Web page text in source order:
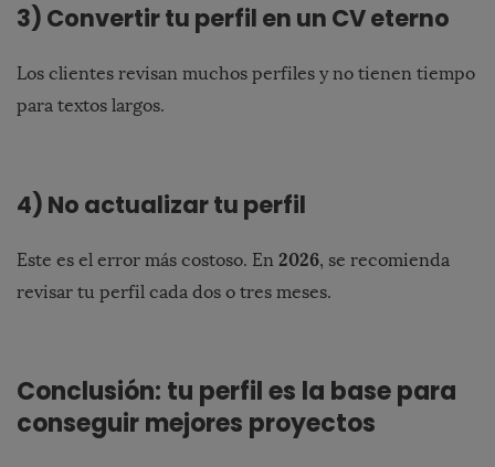
3) Convertir tu perfil en un CV eterno
Los clientes revisan muchos perfiles y no tienen tiempo
para textos largos.
4) No actualizar tu perfil
Este es el error más costoso. En 2026, se recomienda
revisar tu perfil cada dos o tres meses.
Conclusión: tu perfil es la base para
conseguir mejores proyectos